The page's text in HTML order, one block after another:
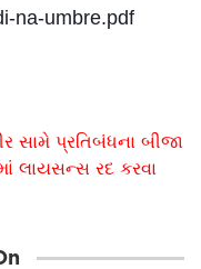
na-umbre.pdf
સામે પ્રતિબંધના બીજા
લાયસન્સ રદ કરવા